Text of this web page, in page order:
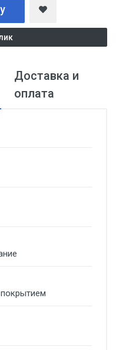
Доставка и
оплата